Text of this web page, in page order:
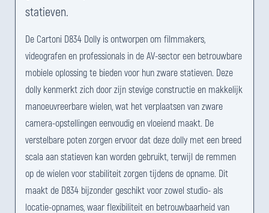
statieven.
De Cartoni D834 Dolly is ontworpen om filmmakers,
videografen en professionals in de AV-sector een betrouwbare
mobiele oplossing te bieden voor hun zware statieven. Deze
dolly kenmerkt zich door zijn stevige constructie en makkelijk
manoeuvreerbare wielen, wat het verplaatsen van zware
camera-opstellingen eenvoudig en vloeiend maakt. De
verstelbare poten zorgen ervoor dat deze dolly met een breed
scala aan statieven kan worden gebruikt, terwijl de remmen
op de wielen voor stabiliteit zorgen tijdens de opname. Dit
maakt de D834 bijzonder geschikt voor zowel studio- als
locatie-opnames, waar flexibiliteit en betrouwbaarheid van